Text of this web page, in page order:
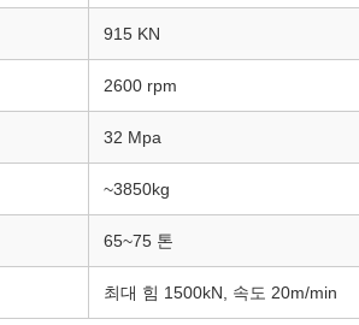
915 KN
2600 rpm
32 Mpa
~3850kg
65~75 톤
최대 힘 1500kN, 속도 20m/min